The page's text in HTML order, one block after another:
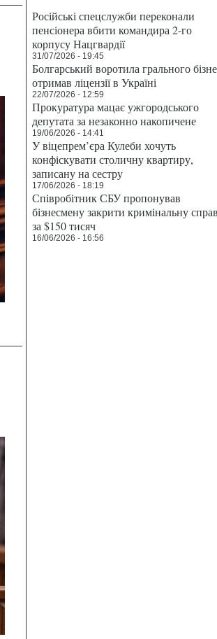
Російські спецслужби переконали
пенсіонера вбити командира 2-го
корпусу Нацгвардії
31/07/2026 - 19:45
Болгарський воротила грального
отримав ліцензії в Україні
22/07/2026 - 12:59
Прокуратура мацає ужгородського
депутата за незаконно накопичене
19/06/2026 - 14:41
У віцепрем’єра Кулеби хочуть
конфіскувати столичну квартиру,
записану на сестру
17/06/2026 - 18:19
Співробітник СБУ пропонував
бізнесмену закрити кримінальну
за $150 тисяч
16/06/2026 - 16:56